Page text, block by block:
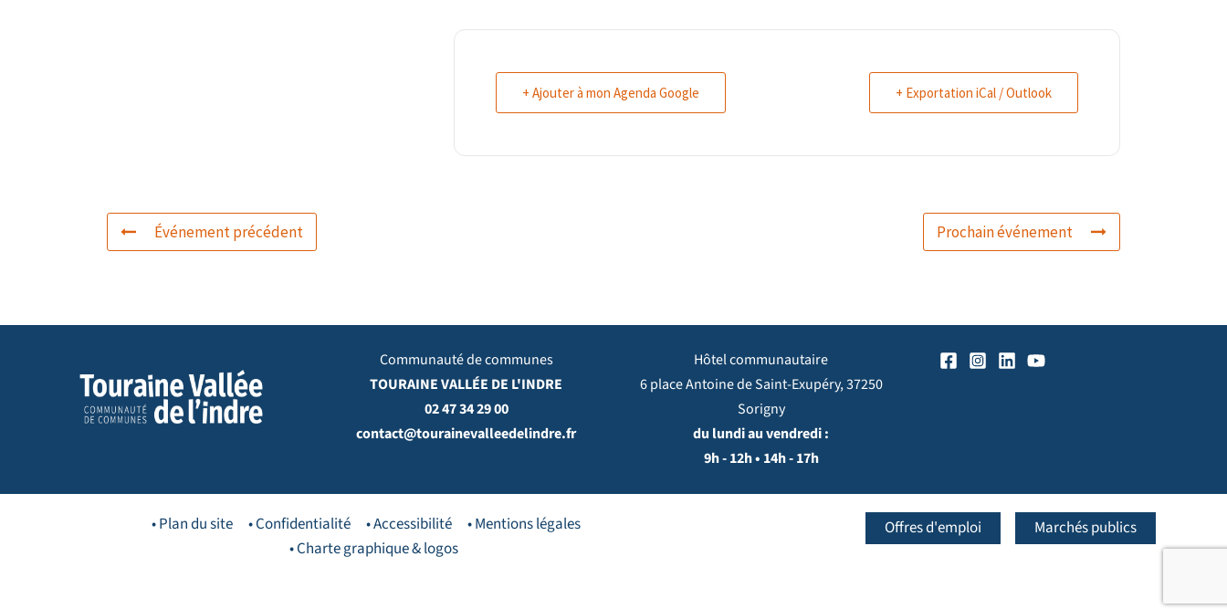
+ Ajouter à mon Agenda Google + Exportation iCal / Outlook
Événement précédent Prochain événement
Communauté de communes
TOURAINE VALLÉE DE L'INDRE
02 47 34 29 00
contact@tourainevalleedelindre.fr
Hôtel communautaire
6 place Antoine de Saint-Exupéry, 37250
Sorigny
du lundi au vendredi :
9h - 12h • 14h - 17h
• Plan du site • Confidentialité • Accessibilité
• Mentions légales
• Charte graphique & logos
Offres d'emploi Marchés publics